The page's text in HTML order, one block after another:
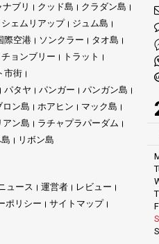
ブリ クッド島
クラダン島
シェムリアップ
ジュム島
際空港 ソンクラー
タオ島
チョンブリー
トラット
市街
パタヤ パンガー
パンガン島
ロン島 ホアヒン
マック島
アン島
ラチャプラパーダム
島 リボン島
ュース 運営者
レビュー
ポリシー
サイトマップ